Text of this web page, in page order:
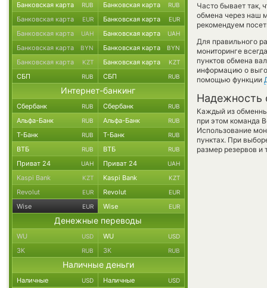
Часто бывает так,
обмена через наш
рекомендуем
Для правильного
мониторинге
пунктов обмена
информацию о
помощью функции
Надежность
Каждый из
при этом команда
Использование
пунктах. При
размер резервов и
Банковская карта RUB Банковская карта RUB
Банковская карта EUR Банковская карта EUR
Банковская карта UAH Банковская карта UAH
Банковская карта BYN Банковская карта BYN
Банковская карта KZT Банковская карта KZT
СБП RUB СБП RUB
Интернет-банкинг
Сбербанк RUB Сбербанк RUB
Альфа-Банк RUB Альфа-Банк RUB
Т-Банк RUB Т-Банк RUB
ВТБ RUB ВТБ RUB
Приват 24 UAH Приват 24 UAH
Kaspi Bank KZT Kaspi Bank KZT
Revolut EUR Revolut EUR
Wise EUR Wise EUR
Денежные переводы
WU USD WU USD
ЗК RUB ЗК RUB
Наличные деньги
Наличные USD Наличные USD